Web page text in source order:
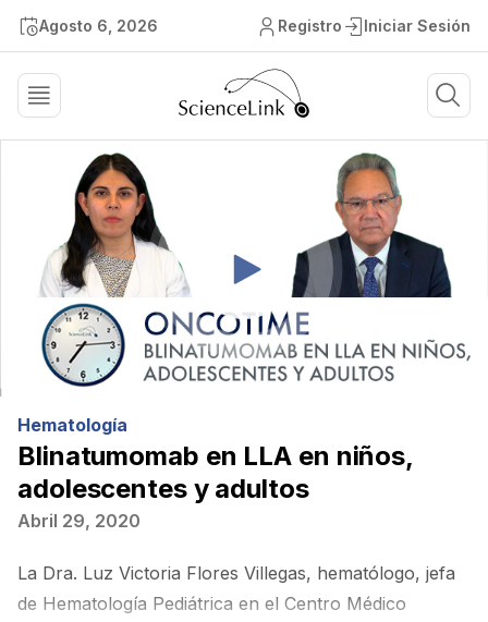
Agosto 6, 2026 Registro Iniciar Sesión
Hematología
Blinatumomab en LLA en niños,
adolescentes y adultos
Abril 29, 2020
La Dra. Luz Victoria Flores Villegas, hematólogo, jefa
de Hematología Pediátrica en el Centro Médico